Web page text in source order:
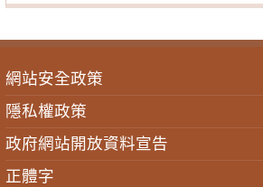
網站安全政策
隱私權政策
政府網站開放資料宣告
正體字